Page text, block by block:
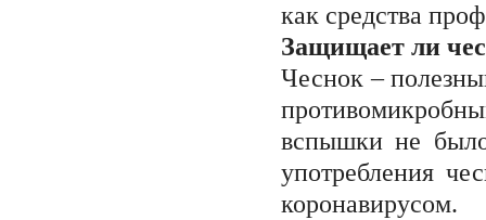
как средства
Защищает ли
Чеснок –
вспышки не
употребления
коронавирусом.